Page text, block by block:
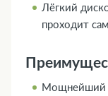
Лёгкий
проходит
Мощнейший